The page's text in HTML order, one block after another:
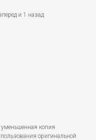
и 1 назад
копия
оригинальной